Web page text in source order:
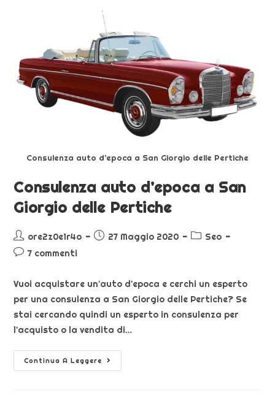
Consulenza auto d’epoca a San Giorgio delle Pertiche
Consulenza auto d’epoca a San
Giorgio delle Pertiche
ore2z0e1r4o 27 Maggio 2020
Seo
7 commenti
Vuoi acquistare un'auto d'epoca e cerchi un esperto
per una consulenza a San Giorgio delle Pertiche? Se
stai cercando quindi un esperto in consulenza per
l'acquisto o la vendita di…
Continua A Leggere